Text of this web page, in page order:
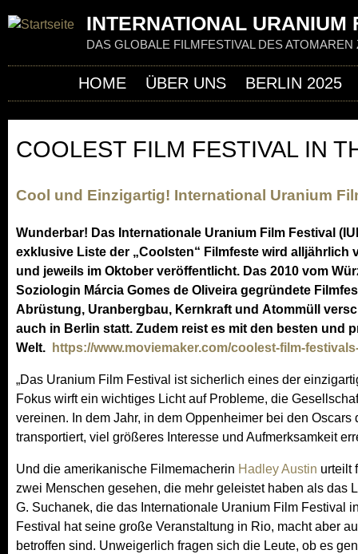
INTERNATIONAL URANIUM
DAS GLOBALE FILMFESTIVAL DES ATOMAREN
COOLEST FILM FESTIVAL IN
Cool und Einzigartig! International Uranium
Wunderbar! Das Internationale Uranium Film Festival
exklusive Liste der „Coolsten“ Filmfeste wird alljährlich
und jeweils im Oktober veröffentlicht. Das 2010 vom
Soziologin Márcia Gomes de Oliveira gegründete
Abrüstung, Uranbergbau, Kernkraft und Atommüll
auch in Berlin statt. Zudem reist es mit den besten und
Welt.
https://www.moviemaker.com/coolest-film-
„Das Uranium Film Festival ist sicherlich eines der
Fokus wirft ein wichtiges Licht auf Probleme, die
vereinen. In dem Jahr, in dem Oppenheimer bei den
transportiert, viel größeres Interesse und Aufmerksamkeit
Und die amerikanische Filmemacherin Hadley Austin urteilt
zwei Menschen gesehen, die mehr geleistet haben als das
G. Suchanek, die das Internationale Uranium Film Festival
Festival hat seine große Veranstaltung in Rio, macht aber
betroffen sind. Unweigerlich fragen sich die Leute, ob es
HOME ÜBER UNS BERLIN 2025